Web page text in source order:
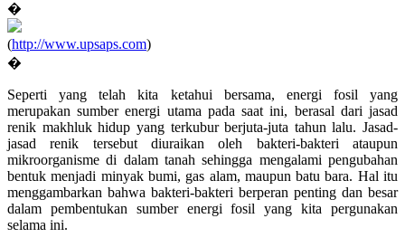
�
(http://www.upsaps.com)
�
Seperti yang telah kita ketahui bersama, energi fosil yang
merupakan sumber energi utama pada saat ini, berasal dari jasad
renik makhluk hidup yang terkubur berjuta-juta tahun lalu. Jasad-
jasad renik tersebut diuraikan oleh bakteri-bakteri ataupun
mikroorganisme di dalam tanah sehingga mengalami pengubahan
bentuk menjadi minyak bumi, gas alam, maupun batu bara. Hal itu
menggambarkan bahwa bakteri-bakteri berperan penting dan besar
dalam pembentukan sumber energi fosil yang kita pergunakan
selama ini.